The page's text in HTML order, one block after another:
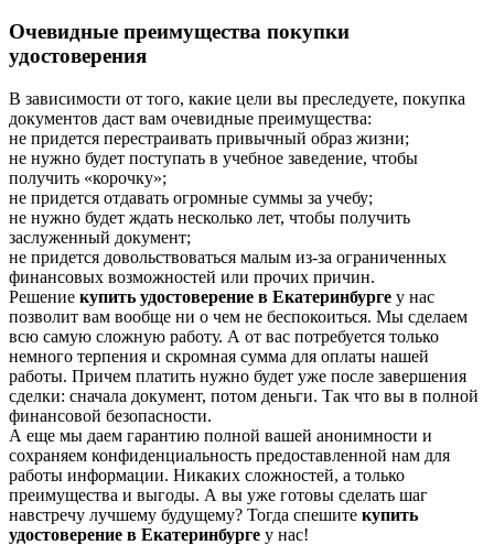
Очевидные преимущества покупки
удостоверения
В зависимости от того, какие цели вы преследуете, покупка
документов даст вам очевидные преимущества:
не придется перестраивать привычный образ жизни;
не нужно будет поступать в учебное заведение, чтобы
получить «корочку»;
не придется отдавать огромные суммы за учебу;
не нужно будет ждать несколько лет, чтобы получить
заслуженный документ;
не придется довольствоваться малым из-за ограниченных
финансовых возможностей или прочих причин.
Решение купить удостоверение в Екатеринбурге у нас
позволит вам вообще ни о чем не беспокоиться. Мы сделаем
всю самую сложную работу. А от вас потребуется только
немного терпения и скромная сумма для оплаты нашей
работы. Причем платить нужно будет уже после завершения
сделки: сначала документ, потом деньги. Так что вы в полной
финансовой безопасности.
А еще мы даем гарантию полной вашей анонимности и
сохраняем конфиденциальность предоставленной нам для
работы информации. Никаких сложностей, а только
преимущества и выгоды. А вы уже готовы сделать шаг
навстречу лучшему будущему? Тогда спешите купить
удостоверение в Екатеринбурге у нас!